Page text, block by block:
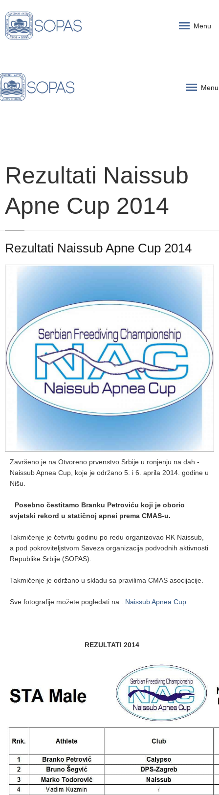
Menu
Menu
Rezultati Naissub
Apne Cup 2014
Rezultati Naissub Apne Cup 2014
Završeno je na Otvoreno prvenstvo Srbije u ronjenju na dah -
Naissub Apnea Cup, koje je održano 5. i 6. aprila 2014. godine u
Nišu.
Posebno čestitamo Branku Petroviću koji je oborio
svjetski rekord u statičnoj apnei prema CMAS-u.
Takmičenje je četvrtu godinu po redu organizovao RK Naissub,
a pod pokroviteljstvom Saveza organizacija podvodnih aktivnosti
Republike Srbije (SOPAS).
Takmičenje je održano u skladu sa pravilima CMAS asocijacije.
Sve fotografije možete pogledati na : Naissub Apnea Cup
REZULTATI 2014